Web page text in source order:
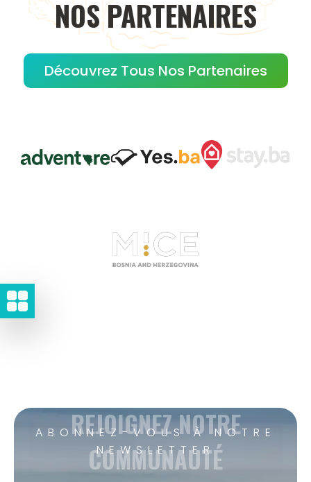
NOS PARTENAIRES
Découvrez Tous Nos Partenaires
ABONNEZ-VOUS À NOTRE
NEWSLETTER
REJOIGNEZ NOTRE
COMMUNAUTÉ